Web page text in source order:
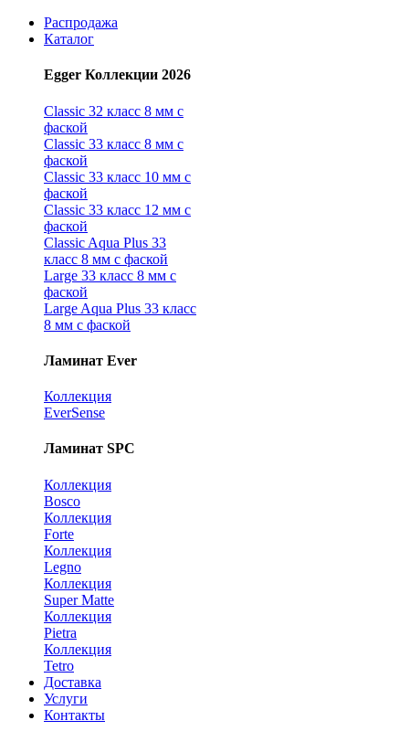
Распродажа
Каталог
Egger Коллекции 2026
Classic 32 класс 8 мм с
фаской
Classic 33 класс 8 мм с
фаской
Classic 33 класс 10 мм с
фаской
Classic 33 класс 12 мм с
фаской
Classic Aqua Plus 33
класс 8 мм с фаской
Large 33 класс 8 мм с
фаской
Large Aqua Plus 33 класс
8 мм с фаской
Ламинат Ever
Коллекция
EverSense
Ламинат SPC
Коллекция
Bosco
Коллекция
Forte
Коллекция
Legno
Коллекция
Super Matte
Коллекция
Pietra
Коллекция
Tetro
Доставка
Услуги
Контакты